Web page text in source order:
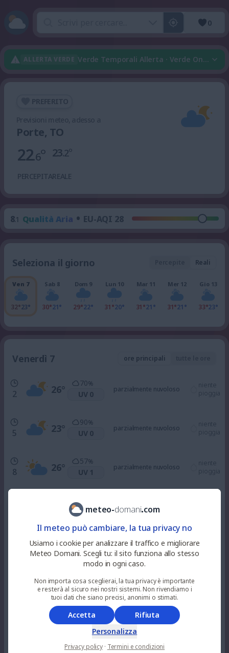
0
ALLERTA VERDE Verde Temporali Allerta · Verde Onda Di
Porte, TO
22.6°
PERCEPITA
23.2°
REALE
8.1 Qualità Aria • EU-AQI 28
Seleziona il giorno Reali
Ven 7
32°23°
Sab 8
30°21°
Dom 9
29°22°
Lun 10
31°20°
Mar 11
31°21°
Mer 12
31°21°
Gio 13
33°23°
Venerdì 7 ore principali
2 26°
70%
UV 0
parzialmente nuvoloso
niente
pioggia
5 23°
90%
UV 0
parzialmente nuvoloso
niente
pioggia
8 26°
57%
UV 1
parzialmente nuvoloso
niente
pioggia
UV 3
parzialmente nuvoloso
29° UV 6
alquanto soleggiato
niente
31°
2%
UV 7
parzialmente nuvoloso
31°
87%
UV 3
parzialmente nuvoloso
meteo-domani.com
Il meteo può cambiare, la tua privacy no
Usiamo i cookie per analizzare il traffico e migliorare
Meteo Domani. Scegli tu: il sito funziona allo stesso
modo in ogni caso.
Non importa cosa sceglierai, la tua privacy è importante
e resterà al sicuro nei nostri sistemi. Non rivendiamo i
tuoi dati che siano precisi, anonimi o stimati.
Accetta
Rifiuta
Personalizza
Privacy policy · Termini e condizioni